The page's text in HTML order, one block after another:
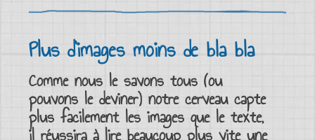
Plus d’images moins de bla bla
Comme nous le savons tous (ou
pouvons le deviner) notre cerveau capte
plus facilement les images que le texte,
il réussira à lire beaucoup plus vite une